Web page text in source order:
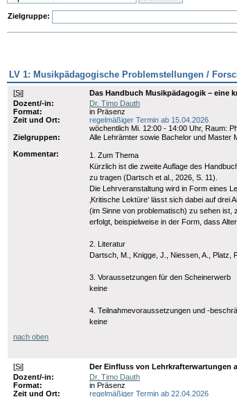
Zielgruppe:
LV 1: Musikpädagogische Problemstellungen /
[Si]
Das Handbuch Musikpädagogik – eine
Dozent/-in:
Dr. Timo Dauth
Format:
in Präsenz
Zeit und Ort:
regelmäßiger Termin ab 15.04.2026
wöchentlich Mi. 12:00 - 14:00 Uhr, Raum:
Zielgruppen:
Alle Lehrämter sowie Bachelor und Master
Kommentar:
1. Zum Thema
Kürzlich ist die zweite Auflage des
zu tragen (Dartsch et al., 2026, S. 11).
Die Lehrveranstaltung wird in Form eines
‚Kritische Lektüre‘ lässt sich dabei auf
(im Sinne von problematisch) zu sehen ist,
erfolgt, beispielweise in der Form, dass
2. Literatur
Dartsch, M., Knigge, J., Niessen, A., Platz,
3. Voraussetzungen für den Scheinerwerb
keine
4. Teilnahmevoraussetzungen und -
keine
nach oben
[Si]
Der Einfluss von
Dozent/-in:
Dr. Timo Dauth
Format:
in Präsenz
Zeit und Ort:
regelmäßiger Termin ab 22.04.2026